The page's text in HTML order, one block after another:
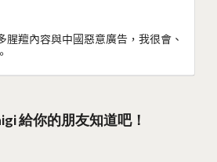
腥羶內容與中國惡意廣告，我很會、
給你的朋友知道吧！